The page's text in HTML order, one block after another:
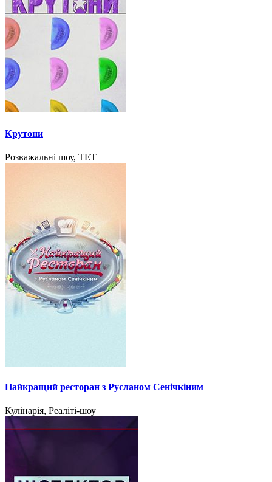
Крутони
Розважальні шоу, ТЕТ
Найкращий ресторан з Русланом Сенічкіним
Кулінарія, Реаліті-шоу